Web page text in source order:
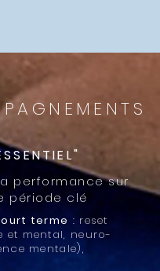
performance sur
période clé
terme : reset
et mental, neuro-
mentale),